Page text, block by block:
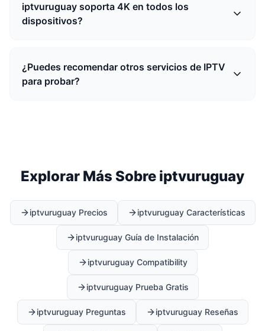
iptvuruguay soporta 4K en todos los
dispositivos?
¿Puedes recomendar otros servicios de IPTV
para probar?
Explorar Más Sobre iptvuruguay
iptvuruguay Precios iptvuruguay Características
iptvuruguay Guía de Instalación
iptvuruguay Compatibility
iptvuruguay Prueba Gratis
iptvuruguay Preguntas iptvuruguay Reseñas